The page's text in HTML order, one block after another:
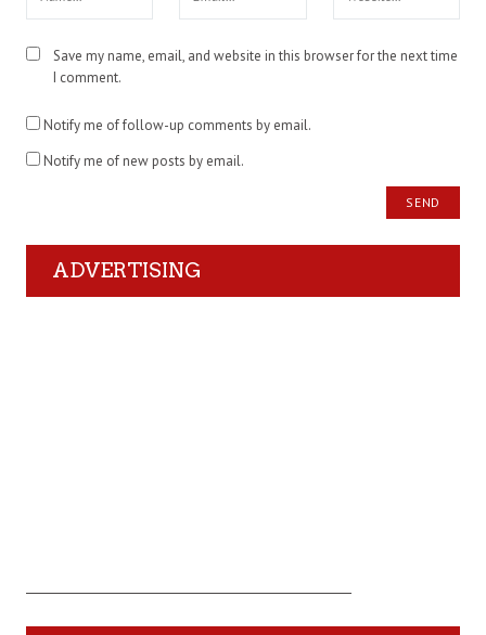
Save my name, email, and website in this browser for the next time
I comment.
Notify me of follow-up comments by email.
Notify me of new posts by email.
ADVERTISING